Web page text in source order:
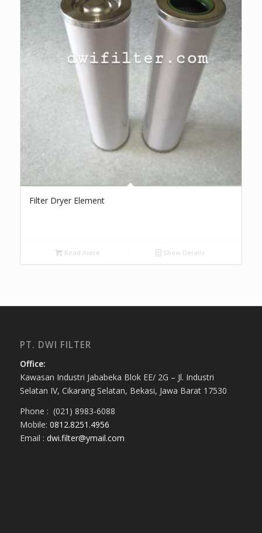
Filter Dryer Element
Read more Show Details
PT. DWI FILTER
Office:
Kawasan Industri Jababeka Blok EE/ 2G – Jl. Industri
Selatan IV, Cikarang Selatan, Bekasi, Jawa Barat 17530
Phone : (021) 8983-6088
Mobile: 0812.8251.4956
Email : dwi.filter@ymail.com